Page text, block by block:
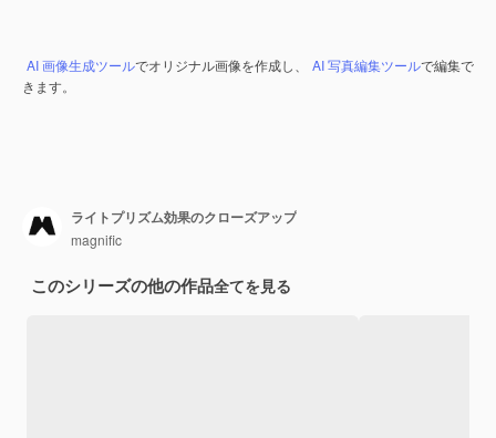
AI 画像生成ツールでオリジナル画像を作成し、 AI 写真編集ツールで編集で
きます。
ライトプリズム効果のクローズアップ
magnific
このシリーズの他の作品全てを見る